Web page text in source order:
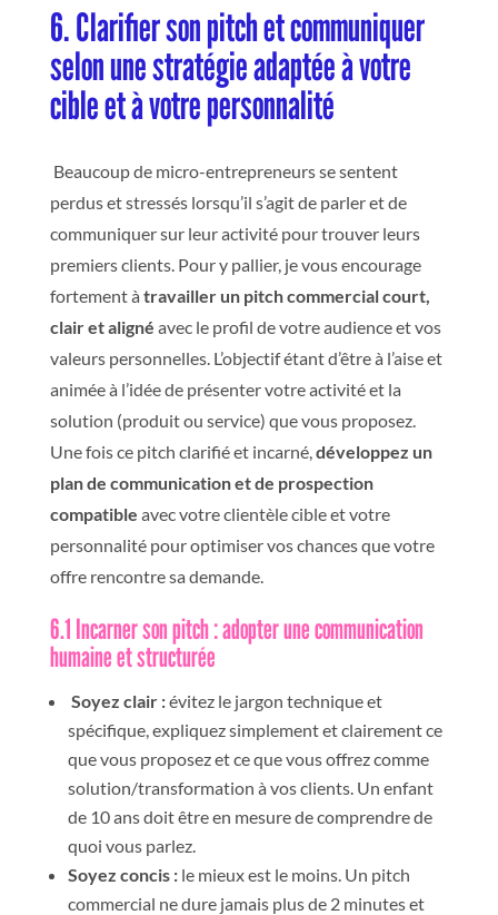
6. Clarifier son pitch et communiquer
selon une stratégie adaptée à votre
cible et à votre personnalité
Beaucoupde micro-entrepreneurs se sentent
perdus et stressés lorsqu’il s’agit de parler et de
communiquer sur leur activité pour trouver leurs
premiers clients. Pour y pallier, je vous encourage
fortement à travailler un pitch commercial court,
clair et aligné avec le profil de votre audience et vos
valeurs personnelles. L’objectif étant d’être à l’aise et
animéeà l’idée de présenter votre activité et la
solution (produit ou service) que vous proposez.
Une fois ce pitch clarifié et incarné, développez un
plan de communication et de prospection
compatible avec votre clientèle cible et votre
personnalité pour optimiser vos chances que votre
offre rencontre sa demande.
6.1 Incarner son pitch : adopter une communication
humaine et structurée
Soyez clair:évitez le jargon technique et
spécifique, expliquez simplement et clairement ce
que vous proposez et ce que vous offrez comme
solution/transformation à vos clients. Un enfant
de 10 ans doit être en mesure de comprendre de
quoi vous parlez.
Soyez concis : le mieux est le moins. Un pitch
commercial ne dure jamais plus de 2 minutes et